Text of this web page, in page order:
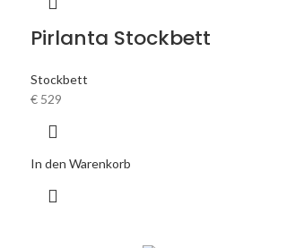
Pirlanta Stockbett
Stockbett
€ 529
In den Warenkorb